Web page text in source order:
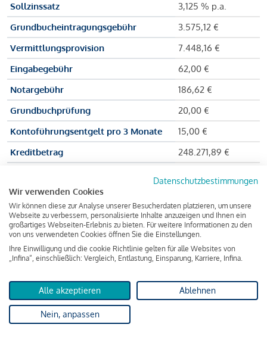
Sollzinssatz
3,125 % p.a.
Grundbucheintragungsgebühr
3.575,12 €
Vermittlungsprovision
7.448,16 €
Eingabegebühr
62,00 €
Notargebühr
186,62 €
Grundbuchprüfung
20,00 €
Kontoführungsentgelt pro 3 Monate
15,00 €
Kreditbetrag
248.271,89 €
Zu zahlender Gesamtbetrag
Kreditvermittler
INFINA Credit
Broker GmbH
von 237.000 Euro ausgezahlt, um die Wohnung zu kaufen.
Darüber hinaus fallen aber noch einige Gebühren an (z. B. die
Grundbucheintragungsgebühr), sodass die Bank den
Datenschutzbestimmungen
Wir verwenden Cookies
Wir können diese zur Analyse unserer Besucherdaten platzieren, um unsere
Webseite zu verbessern, personalisierte Inhalte anzuzeigen und Ihnen ein
großartiges Webseiten-Erlebnis zu bieten. Für weitere Informationen zu den
von uns verwendeten Cookies öffnen Sie die Einstellungen.
Ihre Einwilligung und die cookie Richtlinie gelten für alle Websites von
„Infina“, einschließlich: Vergleich, Entlastung, Einsparung, Karriere, Infina.
Alle akzeptieren Ablehnen
Nein, anpassen